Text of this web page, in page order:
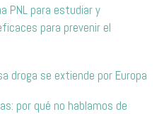
PNL para estudiar y
para prevenir el
droga se extiende por Europa
por qué no hablamos de